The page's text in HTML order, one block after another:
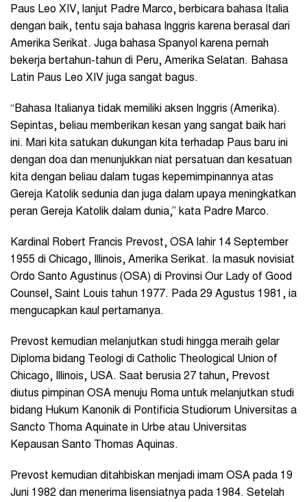
Paus Leo XIV, lanjut Padre Marco, berbicara bahasa Italia
dengan baik, tentu saja bahasa Inggris karena berasal dari
Amerika Serikat. Juga bahasa Spanyol karena pernah
bekerja bertahun-tahun di Peru, Amerika Selatan. Bahasa
Latin Paus Leo XIV juga sangat bagus.
“Bahasa Italianya tidak memiliki aksen Inggris (Amerika).
Sepintas, beliau memberikan kesan yang sangat baik hari
ini. Mari kita satukan dukungan kita terhadap Paus baru ini
dengan doa dan menunjukkan niat persatuan dan kesatuan
kita dengan beliau dalam tugas kepemimpinannya atas
Gereja Katolik sedunia dan juga dalam upaya meningkatkan
peran Gereja Katolik dalam dunia,” kata Padre Marco.
Kardinal Robert Francis Prevost, OSA lahir 14 September
1955 di Chicago, Illinois, Amerika Serikat. Ia masuk novisiat
Ordo Santo Agustinus (OSA) di Provinsi Our Lady of Good
Counsel, Saint Louis tahun 1977. Pada 29 Agustus 1981, ia
mengucapkan kaul pertamanya.
Prevost kemudian melanjutkan studi hingga meraih gelar
Diploma bidang Teologi di Catholic Theological Union of
Chicago, Illinois, USA. Saat berusia 27 tahun, Prevost
diutus pimpinan OSA menuju Roma untuk melanjutkan studi
bidang Hukum Kanonik di Pontificia Studiorum Universitas a
Sancto Thoma Aquinate in Urbe atau Universitas
Kepausan Santo Thomas Aquinas.
Prevost kemudian ditahbiskan menjadi imam OSA pada 19
Juni 1982 dan menerima lisensiatnya pada 1984. Setelah